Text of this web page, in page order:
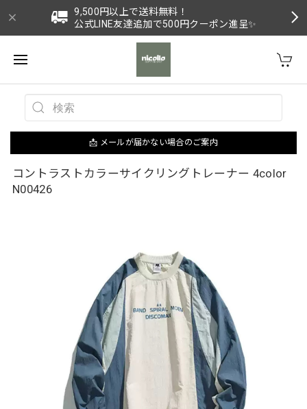
9,500円以上で送料無料！
公式LINE友達追加で500円クーポン進呈✨
📩 メールが届かない場合のご案内
コントラストカラーサイクリングトレーナー 4color
N00426